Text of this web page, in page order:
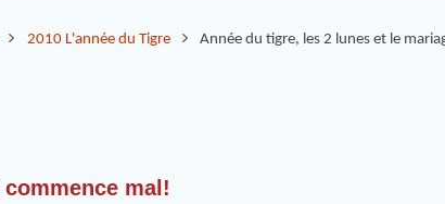
2010 L'année du Tigre Année du tigre, les 2 lunes et le
mal!